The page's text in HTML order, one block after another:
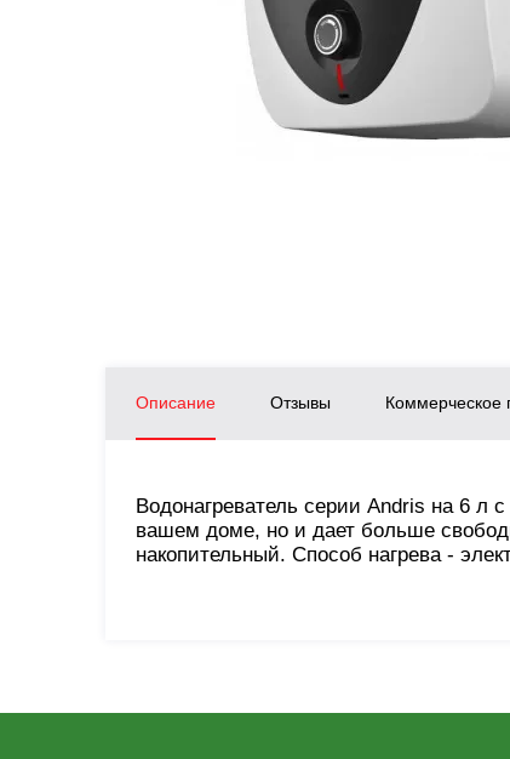
Описание Отзывы Коммерческое
Водонагреватель серии Andris на 6 л
вашем доме, но и дает больше
накопительный. Способ нагрева -